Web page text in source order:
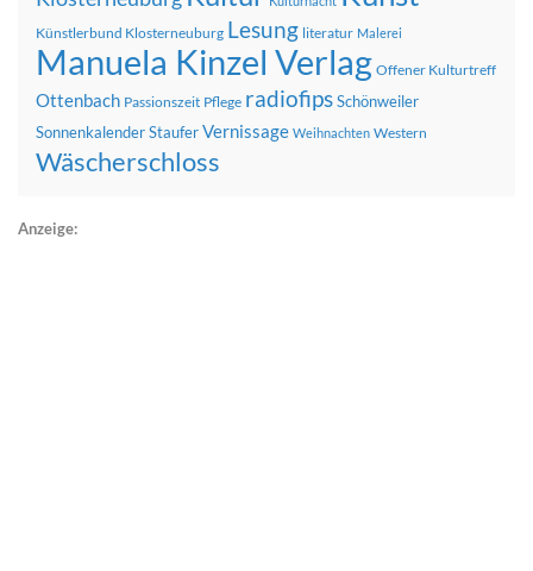
Künstlerbund Klosterneuburg Lesung literatur Malerei
Manuela Kinzel Verlag Offener Kulturtreff
Ottenbach Passionszeit Pflege radiofipsSchönweiler
SonnenkalenderStauferVernissage Weihnachten Western
Wäscherschloss
Anzeige: